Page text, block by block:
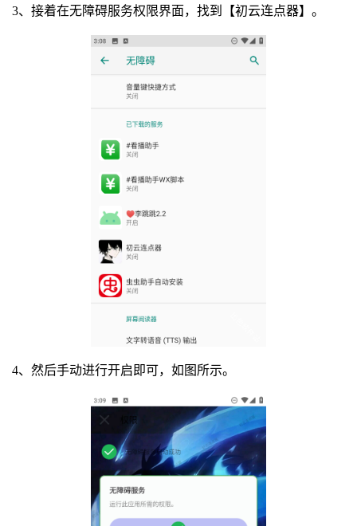
3、接着在无障碍服务权限界面，找到【初云连点器】。
4、然后手动进行开启即可，如图所示。